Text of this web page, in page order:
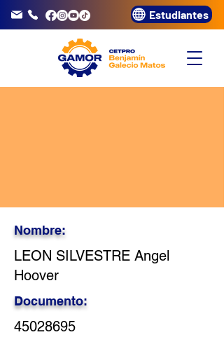
3320072 Estudiantes
Nombre:
LEON SILVESTRE Angel
Hoover
Documento:
45028695